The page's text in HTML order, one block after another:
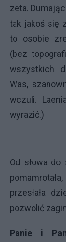
zeta.
tak jakoś się
to osobie
(bez
wszystkich
Was,
wczuli.
wyrazić.)
Od słowa do
przesłała
pozwolić
Panie i